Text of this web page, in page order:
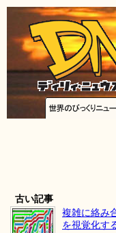
古い記事
複雑に絡み
を視覚化す